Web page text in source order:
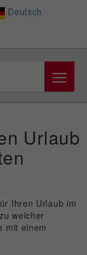
Deutsch
≡
Urlaub
Ihren Urlaub im
welcher
mit einem